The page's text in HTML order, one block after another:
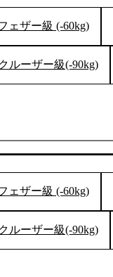
ッジ
ェザー級 (-60kg)
クルーザー級(-90kg)
ェザー級 (-60kg)
クルーザー級(-90kg)